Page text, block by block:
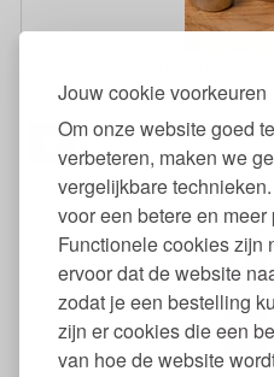
Jouw cookie voorkeuren
Om onze website goed
verbeteren, maken we
vergelijkbare
voor een betere en
Functionele cookies zijn
ervoor dat de website
zodat je een bestelling
zijn er cookies die een
van hoe de website